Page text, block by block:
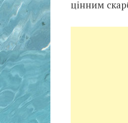
цінним